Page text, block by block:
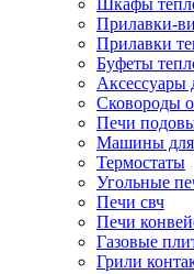
Шкафы
Прилавки-
Прилавки
Буфеты
Аксессуары
Сковороды
Печи
Машины для
Термостаты
Угольные
Печи свч
Печи
Газовые
Грили